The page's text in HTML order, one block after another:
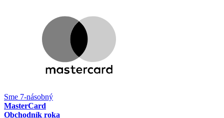
Sme 7-násobný
MasterCard
Obchodník roka